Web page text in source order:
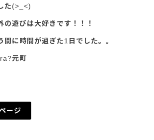
た(>_<)
の遊びは大好きです！！！
間に時間が過ぎた1日でした。。
元町
ージ